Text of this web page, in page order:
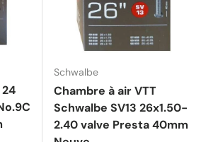
Schwalbe
Chambre à air VTT
Schwalbe SV13 26x1.50-
2.40 valve Presta 40mm